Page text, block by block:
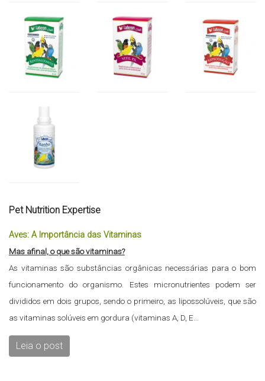
Pet Nutrition Expertise
Aves: A Importância das Vitaminas
Mas afinal, o que são vitaminas?
As vitaminas são substâncias orgânicas necessárias para o bom
funcionamento do organismo. Estes micronutrientes podem ser
divididos em dois grupos, sendo o primeiro, as lipossolúveis, que são
as vitaminas solúveis em gordura (vitaminas A, D, E...
Leia o post